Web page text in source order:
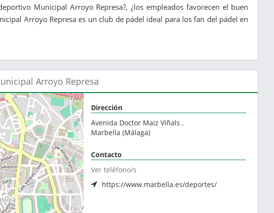
Municipal Arroyo Represa?, ¿los empleados favorecen el buen
Arroyo Represa es un club de pádel ideal para los fan del pádel en
Arroyo Represa
Dirección
Avenida Doctor Maiz Viñals ,
Marbella (Málaga)
Contacto
Ver teléfono/s
https://www.marbella.es/deportes/